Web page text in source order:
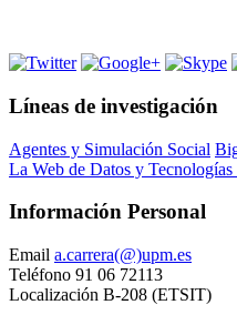
Líneas de investigación
Agentes y Simulación Social
La Web de Datos y Tecnologías
Información Personal
Email a.carrera(@)upm.es
Teléfono 91 06 72113
Localización B-208 (ETSIT)